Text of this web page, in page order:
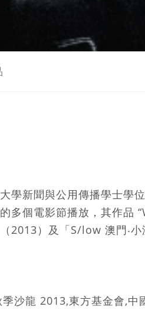
學新聞與公用傳播學士學
多個電影節播放，其作品
2013）及「S/low 澳門‧小
沙龍 2013,東方基金會,中